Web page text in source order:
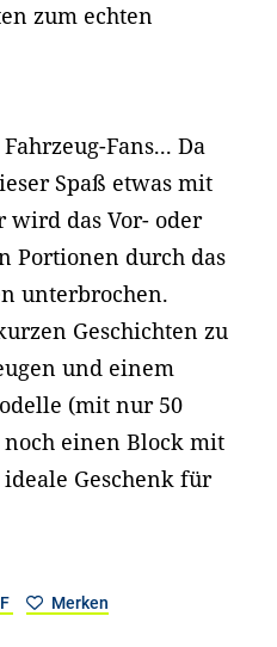
zum echten
Fans... Da
Spaß etwas mit
wird das Vor- oder
Portionen durch das
unterbrochen.
Geschichten zu
und einem
(mit nur 50
noch einen Block mit
Geschenk für
Merken